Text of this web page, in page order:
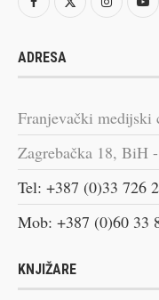
ADRESA
Franjevački medijski
Zagrebačka 18, BiH
Tel: +387 (0)33 726
Mob: +387 (0)60 33
KNJIŽARE